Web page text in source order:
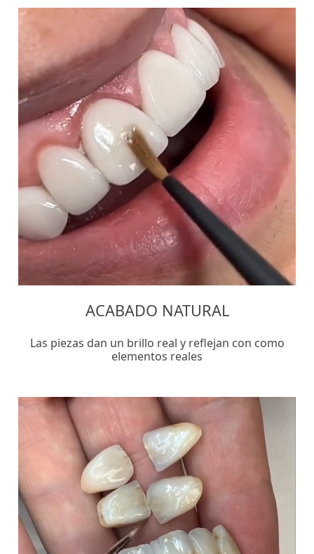
ACABADO NATURAL
Las piezas dan un brillo real y reflejan con como
elementos reales